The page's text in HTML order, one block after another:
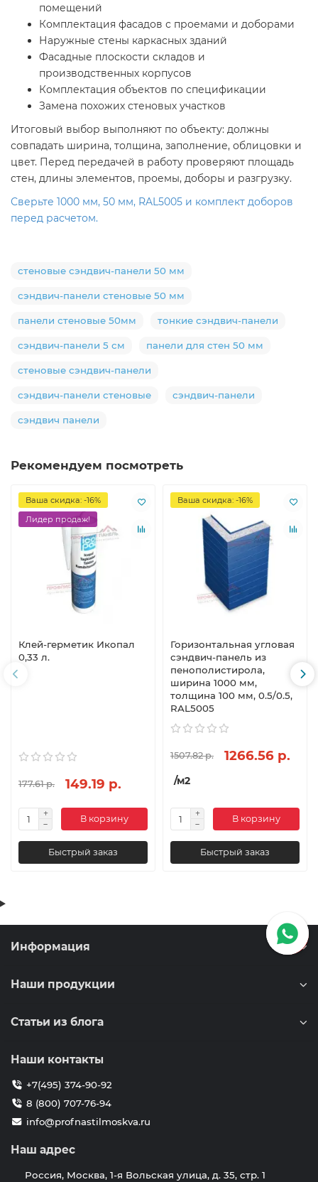
помещений
Комплектация фасадов с проемами и доборами
Наружные стены каркасных зданий
Фасадные плоскости складов и
производственных корпусов
Комплектация объектов по спецификации
Замена похожих стеновых участков
Итоговый выбор выполняют по объекту: должны
совпадать ширина, толщина, заполнение, облицовки и
цвет. Перед передачей в работу проверяют площадь
стен, длины элементов, проемы, доборы и разгрузку.
Сверьте 1000 мм, 50 мм, RAL5005 и комплект доборов
перед расчетом.
стеновые сэндвич-панели 50 мм
сэндвич-панели стеновые 50 мм
панели стеновые 50мм тонкие сэндвич-панели
сэндвич-панели 5 см панели для стен 50 мм
стеновые сэндвич-панели
сэндвич-панели стеновые сэндвич-панели
сэндвич панели
Рекомендуем посмотреть
Ваша скидка: -16%
Лидер продаж!
Клей-герметик Икопал
0,33 л.
177.61 р. 149.19 р.
В корзину
Быстрый заказ
Ваша скидка: -16%
Горизонтальная угловая
сэндвич-панель из
пенополистирола,
ширина 1000 мм,
толщина 100 мм, 0.5/0.5,
RAL5005
1507.82 р. 1266.56 р.
/м2
В корзину
Быстрый заказ
Информация
Наши продукции
Статьи из блога
Наши контакты
+7(495) 374-90-92
8 (800) 707-76-94
info@profnastilmoskva.ru
Наш адрес
Россия, Москва, 1-я Вольская улица, д. 35, стр. 1